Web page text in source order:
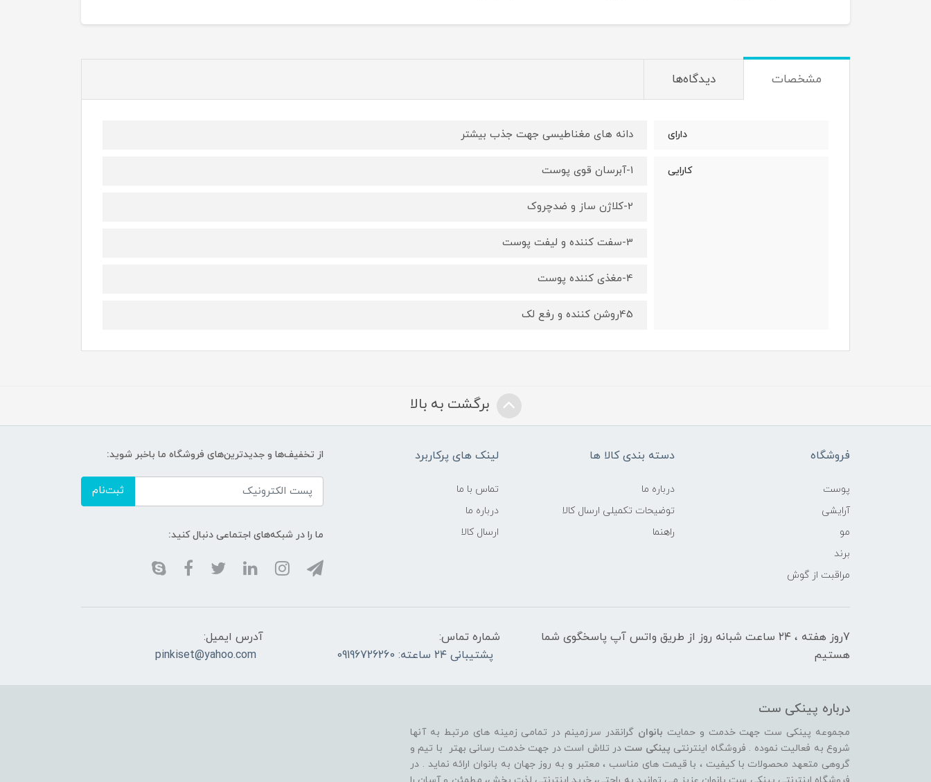
مشخصات دیدگاه‌ها
دارای دانه های مغناطیسی جهت جذب بیشتر
کارایی 1-آبرسان قوی پوست
2-کلاژن ساز و ضدچروک
3-سفت کننده و لیفت پوست
4-مغذی کننده پوست
45روشن کننده و رفع لک
برگشت به بالا
فروشگاه
پوست
آرایشی
مو
برند
مراقبت از گوش
دسته بندی کالا ها
درباره ما
توضیحات تکمیلی ارسال کالا
راهنما
لینک های پرکاربرد
تماس با ما
درباره ما
ارسال کالا
از تخفیف‌ها و جدیدترین‌های فروشگاه ما باخبر شوید:
ثبت‌نام
ما را در شبکه‌های اجتماعی دنبال کنید:
7روز هفته ، ۲۴ ساعت شبانه‌ روز از طریق واتس آپ پاسخگوی شما
هستیم
شماره تماس:
پشتیبانی ۲۴ ساعته: 09196726260
آدرس ایمیل:
pinkiset@yahoo.com
درباره پینکی ست
مجموعه پینکی ست جهت خدمت و حمایت بانوان گرانقدر سرزمینم در تمامی زمینه های مرتبط به آنها
شروع به فعالیت نموده . فروشگاه اینترنتی پینکی ست در تلاش است در جهت خدمت رسانی بهتر با تیم و
گروهی متعهد محصولات با کیفیت ، با قیمت های مناسب ، معتبر و به روز جهان به بانوان ارائه نماید . در